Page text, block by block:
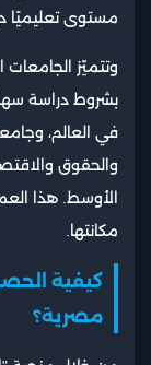
مستوى تعليميًا
وتتميّز الجامعات
بشروط دراسة
في العالم،
والحقوق
الأوسط. هذا
مكانتها.
كيفية
مصرية؟